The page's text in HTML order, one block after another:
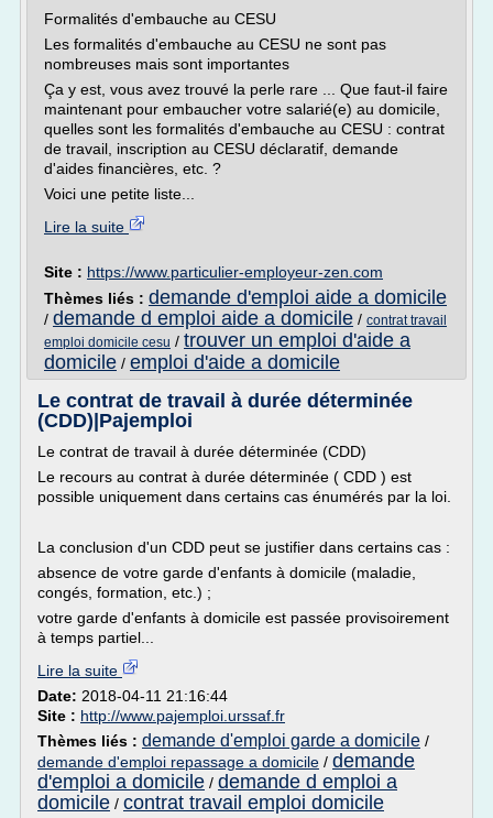
Formalités d'embauche au CESU
Les formalités d'embauche au CESU ne sont pas
nombreuses mais sont importantes
Ça y est, vous avez trouvé la perle rare ... Que faut-il faire
maintenant pour embaucher votre salarié(e) au domicile,
quelles sont les formalités d'embauche au CESU : contrat
de travail, inscription au CESU déclaratif, demande
d'aides financières, etc. ?
Voici une petite liste...
Lire la suite
Site : https://www.particulier-employeur-zen.com
Thèmes liés : demande d'emploi aide a domicile
/ demande d emploi aide a domicile / contrat travail
emploi domicile cesu / trouver un emploi d'aide a
domicile / emploi d'aide a domicile
Le contrat de travail à durée déterminée
(CDD)|Pajemploi
Le contrat de travail à durée déterminée (CDD)
Le recours au contrat à durée déterminée ( CDD ) est
possible uniquement dans certains cas énumérés par la loi.
La conclusion d'un CDD peut se justifier dans certains cas :
absence de votre garde d'enfants à domicile (maladie,
congés, formation, etc.) ;
votre garde d'enfants à domicile est passée provisoirement
à temps partiel...
Lire la suite
Date: 2018-04-11 21:16:44
Site : http://www.pajemploi.urssaf.fr
Thèmes liés : demande d'emploi garde a domicile /
demande d'emploi repassage a domicile / demande
d'emploi a domicile / demande d emploi a
domicile / contrat travail emploi domicile